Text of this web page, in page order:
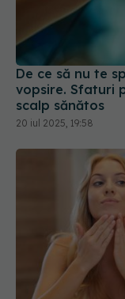
De ce să nu te
vopsire. Sfaturi
scalp sănătos
20 iul 2025, 19:58
Ten matur vs
și ce formule